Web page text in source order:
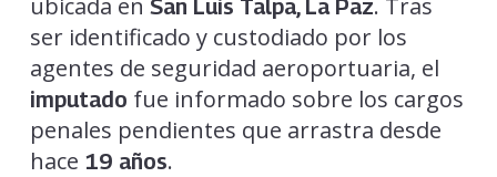
ubicada en San Luis Talpa, La Paz. Tras
ser identificado y custodiado por los
agentes de seguridad aeroportuaria, el
imputado fue informado sobre los cargos
penales pendientes que arrastra desde
hace 19 años.